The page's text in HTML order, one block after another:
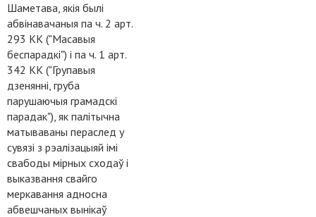
Шаметава, якія былі
абвінавачаныя па ч. 2 арт.
293 КК ("Масавыя
беспарадкі") і па ч. 1 арт.
342 КК ("Групавыя
дзенянні, груба
парушаючыя грамадскі
парадак"), як палітычна
матываваны пераслед у
сувязі з рэалізацыяй імі
свабоды мірных сходаў і
выказвання свайго
меркавання адносна
абвешчаных вынікаў